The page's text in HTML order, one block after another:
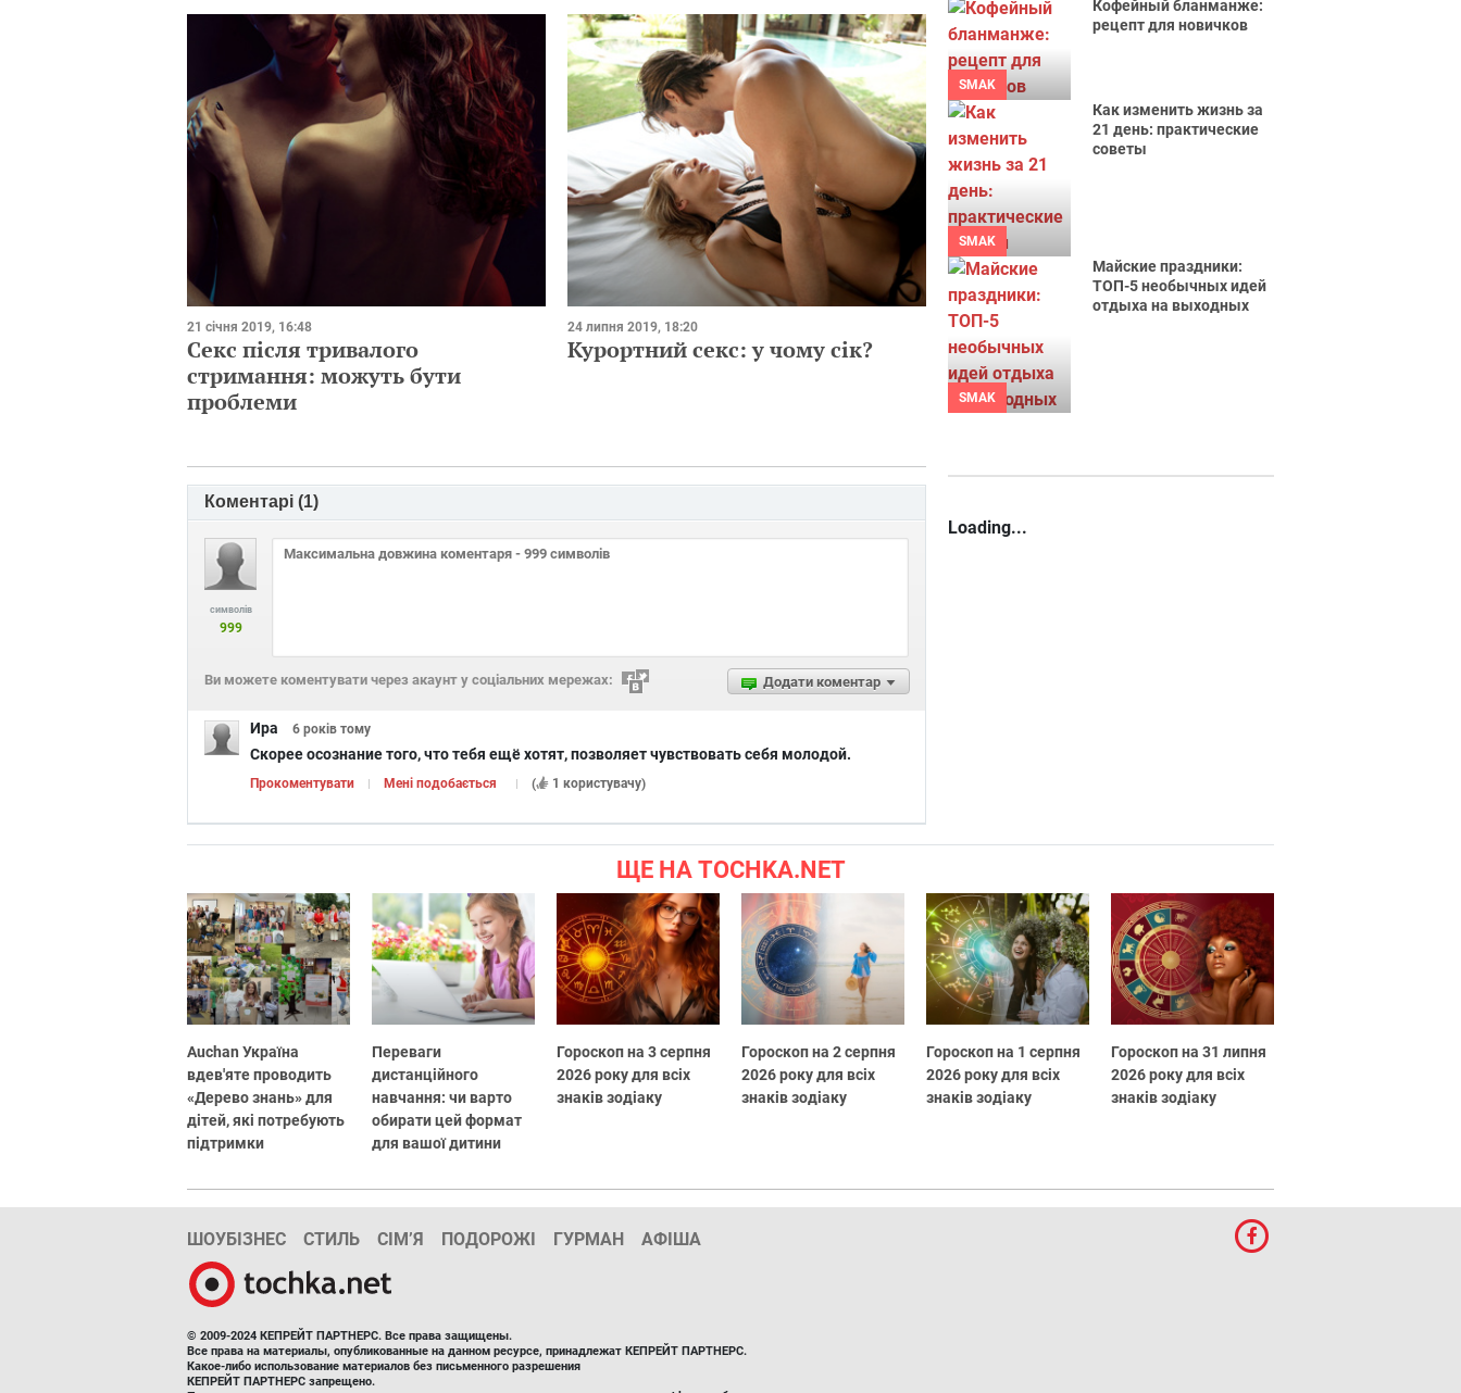
21 січня 2019, 16:48
Секс після тривалого
стримання: можуть бути
проблеми
24 липня 2019, 18:20
Курортний секс: у чому сік?
Коментарі (1)
символів
999
Додати коментар
Ви можете коментувати через акаунт у соціальних мережах:
Ира 6 років тому
Скорее осознание того, что тебя ещё хотят, позволяет чувствовать себя молодой.
Прокоментувати Мені подобається ( 1 користувачу)
SMAK
Кофейный бланманже:
рецепт для новичков
SMAK
Как изменить жизнь за
21 день: практические
советы
SMAK
Майские праздники:
ТОП-5 необычных идей
отдыха на выходных
Loading...
ЩЕ НА TOCHKA.NET
Auchan Україна
вдев'яте проводить
«Дерево знань» для
дітей, які потребують
підтримки
Переваги
дистанційного
навчання: чи варто
обирати цей формат
для вашої дитини
Гороскоп на 3 серпня
2026 року для всіх
знаків зодіаку
Гороскоп на 2 серпня
2026 року для всіх
знаків зодіаку
Гороскоп на 1 серпня
2026 року для всіх
знаків зодіаку
Гороскоп на 31 липня
2026 року для всіх
знаків зодіаку
ШОУБІЗНЕС СТИЛЬ СІМ’Я ПОДОРОЖІ ГУРМАН АФІША
© 2009-2024 КЕПРЕЙТ ПАРТНЕРС. Все права защищены.
Все права на материалы, опубликованные на данном ресурсе, принадлежат КЕПРЕЙТ ПАРТНЕРС.
Какое-либо использование материалов без письменного разрешения
КЕПРЕЙТ ПАРТНЕРС запрещено.